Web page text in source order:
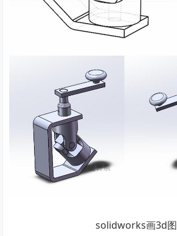
solidworks画3d图